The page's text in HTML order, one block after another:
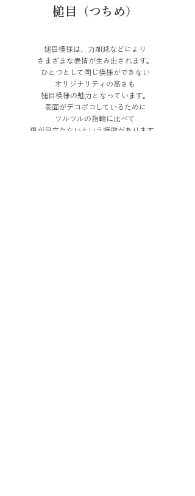
​槌目（つちめ）
槌目模様は、力加減などにより
さまざまな表情が生み出されます。
ひとつとして同じ模様ができない
オリジナリティの高さも
槌目模様の魅力となっています。
表面がデコボコしているために
ツルツルの指輪に比べて
傷が目立たないという特徴があります。